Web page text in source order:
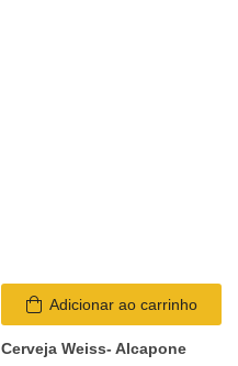
Adicionar ao carrinho
Cerveja Weiss- Alcapone